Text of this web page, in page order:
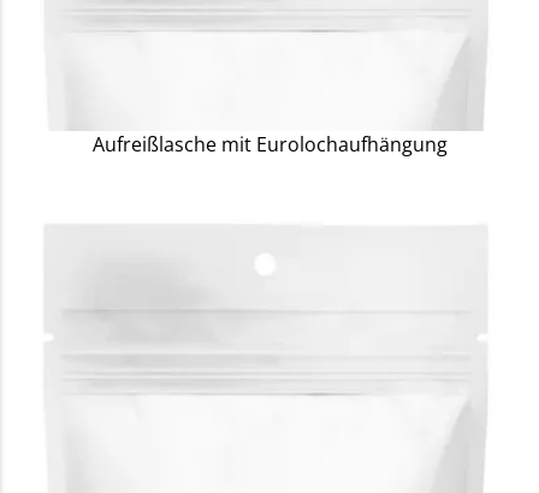
Aufreißlasche mit Eurolochaufhängung